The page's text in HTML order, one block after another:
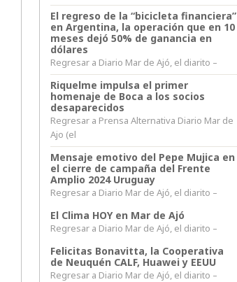
El regreso de la “bicicleta financiera”
en Argentina, la operación que en 10
meses dejó 50% de ganancia en
dólares
Regresar a Diario Mar de Ajó, el diarito –
Riquelme impulsa el primer
homenaje de Boca a los socios
desaparecidos
Regresar a Prensa Alternativa Diario Mar de
Ajo (el
Mensaje emotivo del Pepe Mujica en
el cierre de campaña del Frente
Amplio 2024 Uruguay
Regresar a Diario Mar de Ajó, el diarito –
El Clima HOY en Mar de Ajó
Regresar a Diario Mar de Ajó, el diarito –
Felicitas Bonavitta, la Cooperativa
de Neuquén CALF, Huawei y EEUU
Regresar a Diario Mar de Ajó, el diarito –